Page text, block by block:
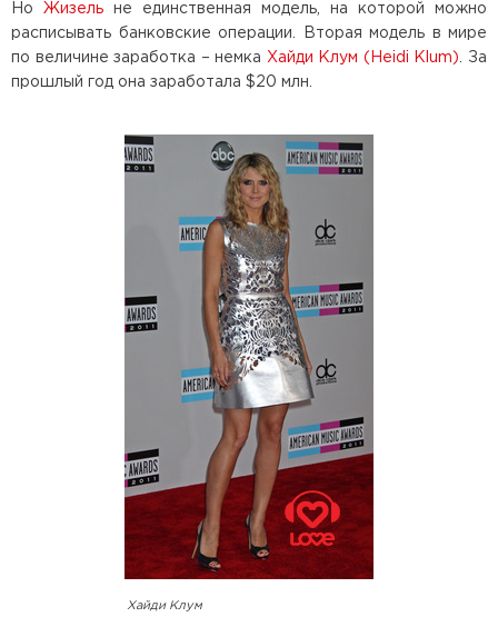
Но Жизель не единственная модель, на которой можно
расписывать банковские операции. Вторая модель в мире
по величине заработка – немка Хайди Клум (Heidi Klum)
. За
прошлый год она заработала $20 млн.
Хайди Клум